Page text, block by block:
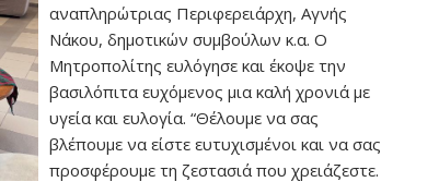
αναπληρώτριας Περιφερειάρχη, Αγνής
Νάκου, δημοτικών συμβούλων κ.α. Ο
Μητροπολίτης ευλόγησε και έκοψε την
βασιλόπιτα ευχόμενος μια καλή χρονιά με
υγεία και ευλογία. “Θέλουμε να σας
βλέπουμε να είστε ευτυχισμένοι και να σας
προσφέρουμε τη ζεστασιά που χρειάζεστε.